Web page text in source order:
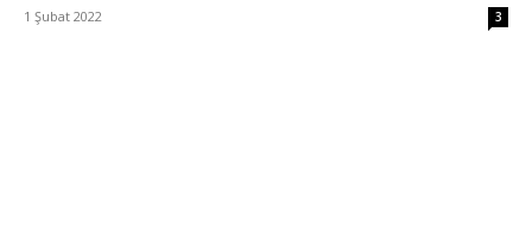
1 Şubat 2022 3